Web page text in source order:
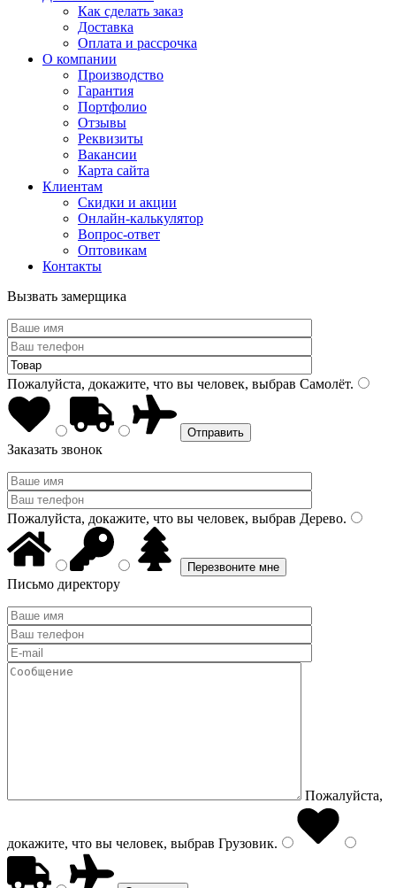
Как сделать заказ
Доставка
Оплата и рассрочка
О компании
Производство
Гарантия
Портфолио
Отзывы
Реквизиты
Вакансии
Карта сайта
Клиентам
Скидки и акции
Онлайн-калькулятор
Вопрос-ответ
Оптовикам
Контакты
Вызвать замерщика
Пожалуйста, докажите, что вы человек, выбрав Самолёт.
Заказать звонок
Пожалуйста, докажите, что вы человек, выбрав Дерево.
Письмо директору
Пожалуйста,
докажите, что вы человек, выбрав Грузовик.